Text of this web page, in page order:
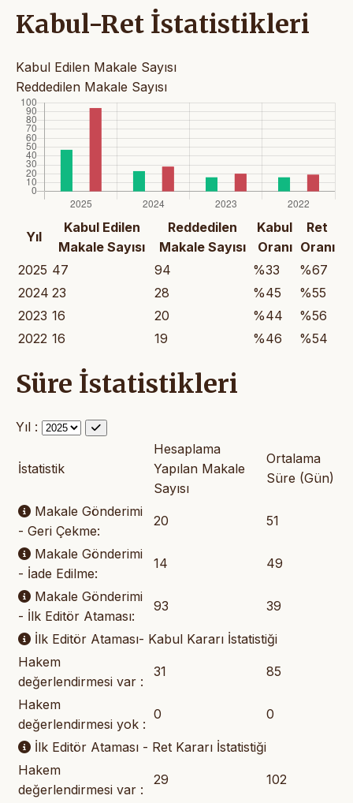
Kabul-Ret İstatistikleri
Kabul Edilen Makale Sayısı
Reddedilen Makale Sayısı
Yıl
Kabul Edilen
Makale Sayısı
Reddedilen
Makale Sayısı
Kabul
Oranı
Ret
Oranı
2025 47 94 %33
%67
2024 23 28 %45
%55
2023 16 20 %44
%56
2022 16 19 %46 %54
Süre İstatistikleri
Yıl :
İstatistik
Hesaplama
Yapılan Makale
Sayısı
Ortalama
Süre (Gün)
Makale Gönderimi
- Geri Çekme:
20 51
Makale Gönderimi
- İade Edilme:
14 49
Makale Gönderimi
- İlk Editör Ataması:
93 39
İlk Editör Ataması- Kabul Kararı İstatistiği
Hakem
değerlendirmesi var :
31 85
Hakem
değerlendirmesi yok :
0 0
İlk Editör Ataması - Ret Kararı İstatistiği
Hakem
değerlendirmesi var :
29 102